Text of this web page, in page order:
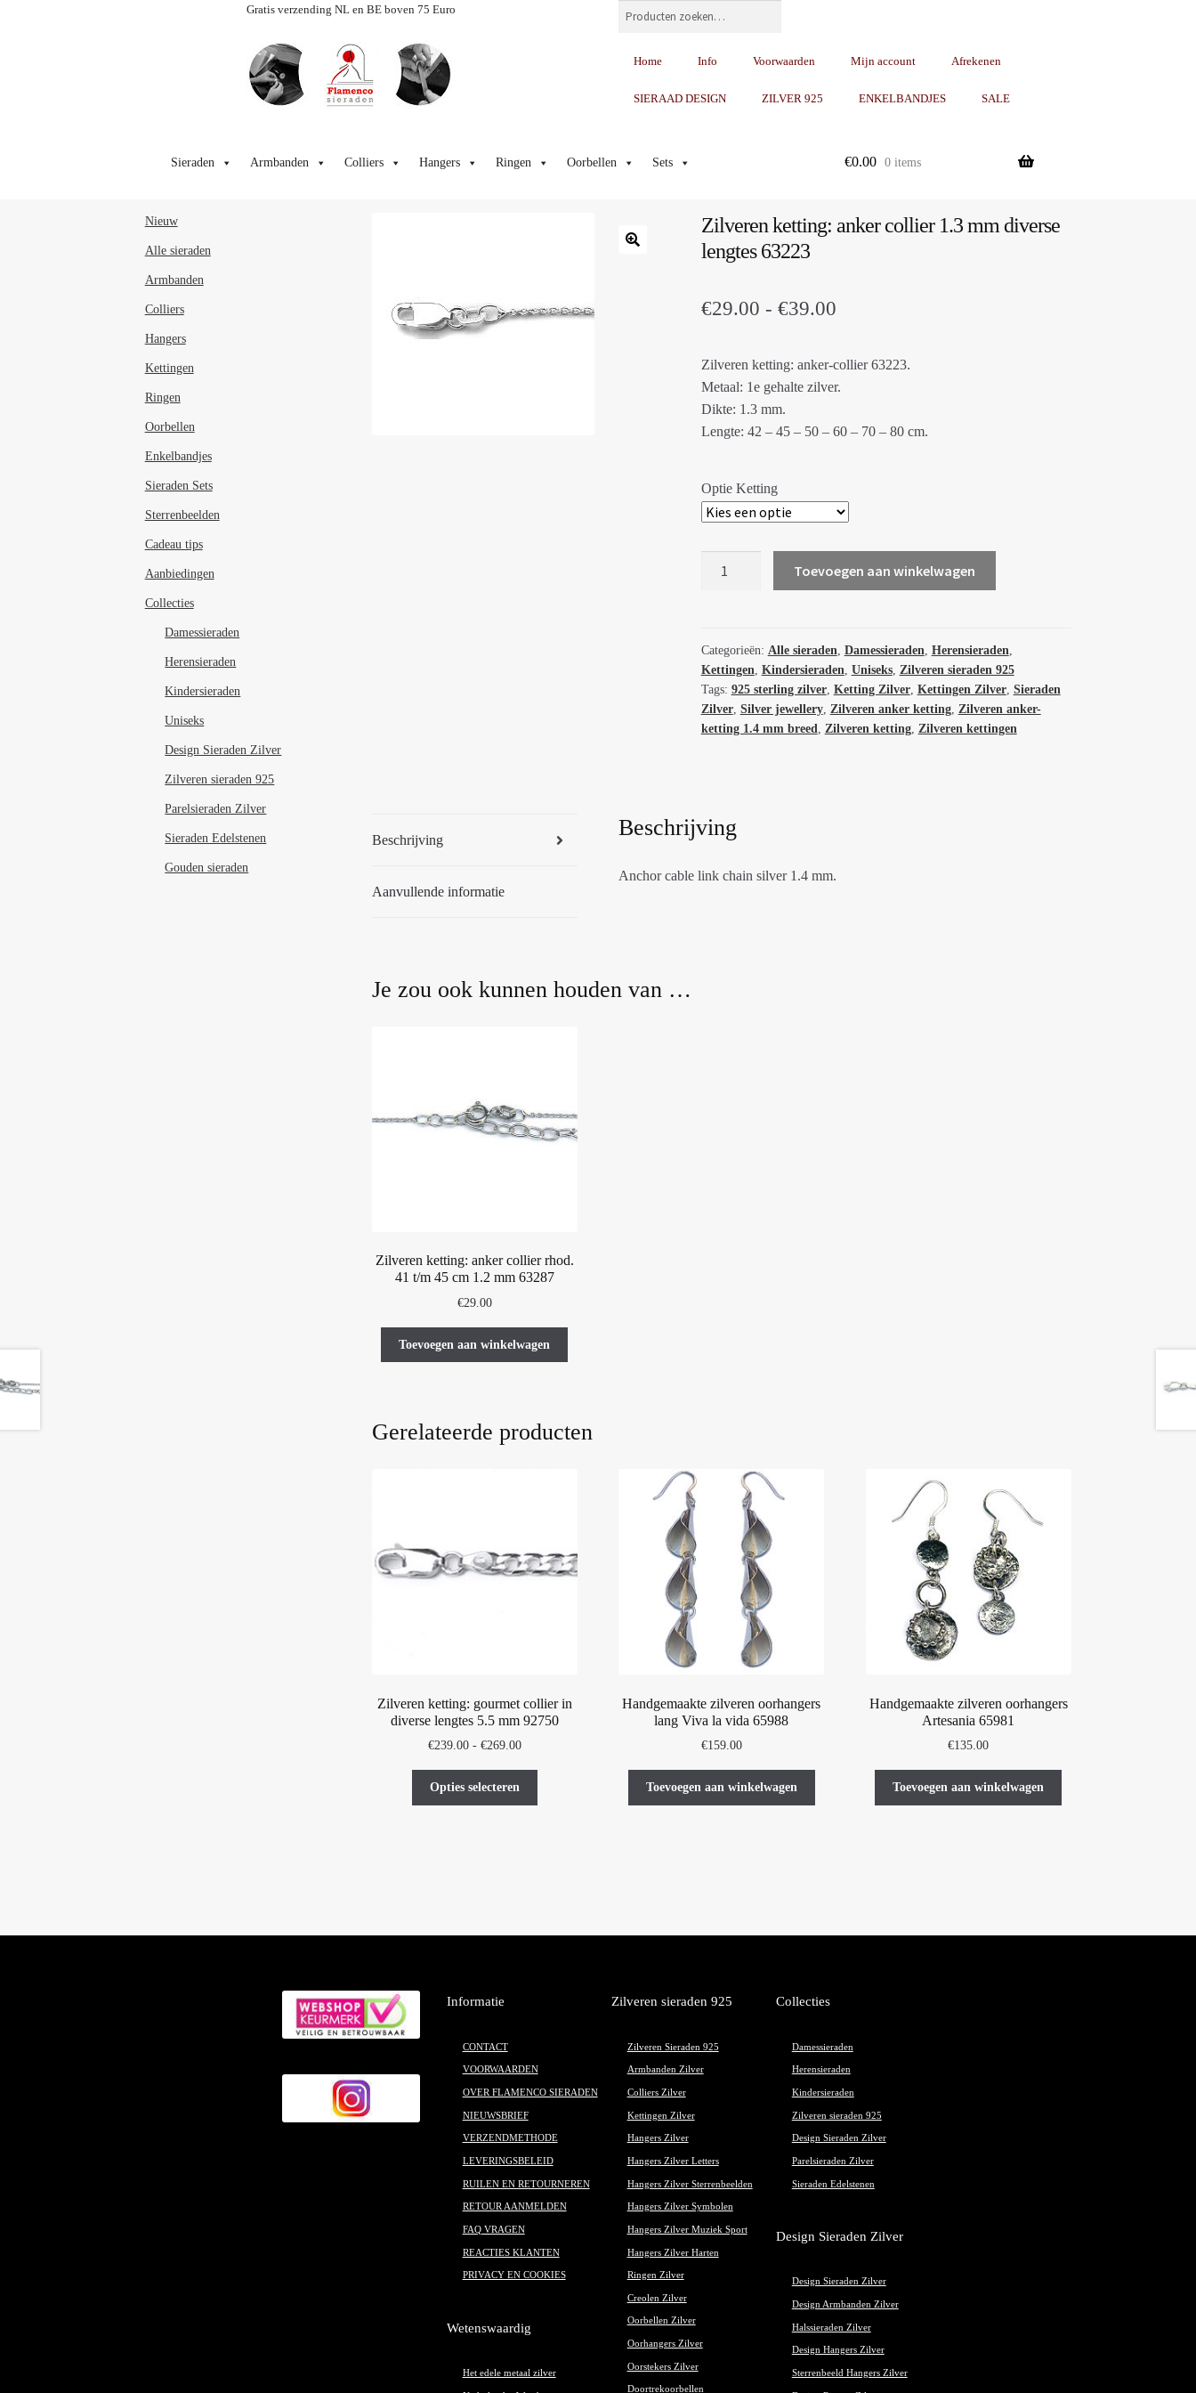
Gratis verzending NL en BE boven 75 Euro Zoeken
Home Info Voorwaarden Mijn account Afrekenen
SIERAAD DESIGN ZILVER 925 ENKELBANDJES SALE
door
naar
Sieraden Armbanden Colliers Hangers Ringen Oorbellen Sets €0.00 0 items
Zilveren ketting: anker collier 1.3 mm diverse
lengtes 63223
€29.00 - €39.00Prijsklasse:
tot
Zilveren ketting: anker-collier 63223.
Metaal: 1e gehalte zilver.
Dikte: 1.3 mm.
Lengte: 42 – 45 – 50 – 60 – 70 – 80 cm.
Optie Ketting
1.3
mm
diverse
lengtes
63223
Toevoegen aan winkelwagen
Categorieën: Alle sieraden, Damessieraden, Herensieraden,
Kettingen, Kindersieraden, Uniseks, Zilveren sieraden 925
Tags: 925 sterling zilver, Ketting Zilver, Kettingen Zilver, Sieraden
Zilver, Silver jewellery, Zilveren anker ketting, Zilveren anker-
ketting 1.4 mm breed, Zilveren ketting, Zilveren kettingen
Beschrijving
Aanvullende informatie
Beschrijving
Anchor cable link chain silver 1.4 mm.
Je zou ook kunnen houden van …
Zilveren ketting: anker collier rhod.
41 t/m 45 cm 1.2 mm 63287
€29.00
Toevoegen aan winkelwagen
Gerelateerde producten
Zilveren ketting: gourmet collier in
diverse lengtes 5.5 mm 92750
€239.00 - €269.00Prijsklasse:
€269.00
Opties selecteren
gekozen
Handgemaakte zilveren oorhangers
lang Viva la vida 65988
€159.00
Toevoegen aan winkelwagen
Handgemaakte zilveren oorhangers
Artesania 65981
€135.00
Toevoegen aan winkelwagen
Nieuw
Alle sieraden
Armbanden
Colliers
Hangers
Kettingen
Ringen
Oorbellen
Enkelbandjes
Sieraden Sets
Sterrenbeelden
Cadeau tips
Aanbiedingen
Collecties
Damessieraden
Herensieraden
Kindersieraden
Uniseks
Design Sieraden Zilver
Zilveren sieraden 925
Parelsieraden Zilver
Sieraden Edelstenen
Gouden sieraden
Informatie
CONTACT
VOORWAARDEN
OVER FLAMENCO SIERADEN
NIEUWSBRIEF
VERZENDMETHODE
LEVERINGSBELEID
RUILEN EN RETOURNEREN
RETOUR AANMELDEN
FAQ VRAGEN
REACTIES KLANTEN
PRIVACY EN COOKIES
Wetenswaardig
Het edele metaal zilver
Zilveren sieraden 925
Zilveren Sieraden 925
Armbanden Zilver
Colliers Zilver
Kettingen Zilver
Hangers Zilver
Hangers Zilver Letters
Hangers Zilver Sterrenbeelden
Hangers Zilver Symbolen
Hangers Zilver Muziek Sport
Hangers Zilver Harten
Ringen Zilver
Creolen Zilver
Oorbellen Zilver
Oorhangers Zilver
Oorstekers Zilver
Doortrekoorbellen
Collecties
Damessieraden
Herensieraden
Kindersieraden
Zilveren sieraden 925
Design Sieraden Zilver
Parelsieraden Zilver
Sieraden Edelstenen
Design Sieraden Zilver
Design Sieraden Zilver
Design Armbanden Zilver
Halssieraden Zilver
Design Hangers Zilver
Sterrenbeeld Hangers Zilver